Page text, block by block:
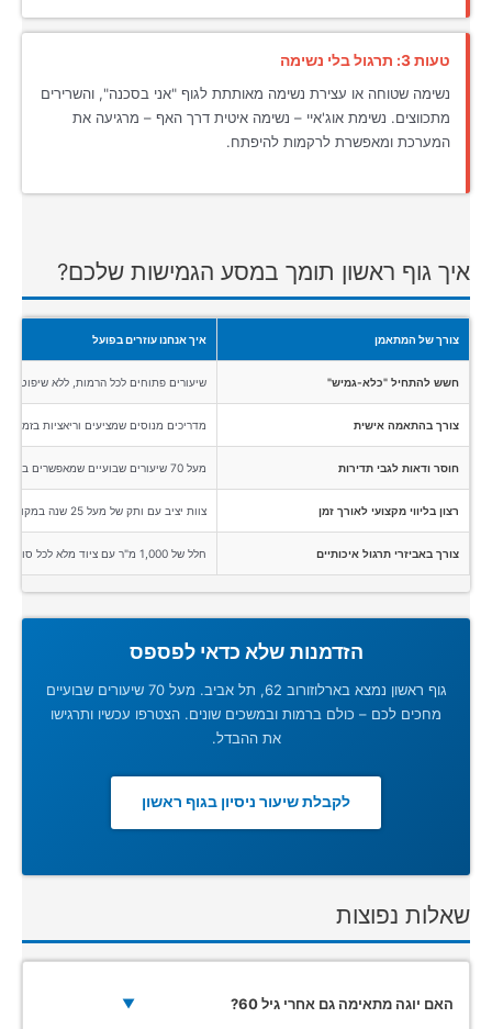
טעות 3: תרגול בלי נשימה
נשימה שטוחה או עצירת נשימה מאותתת לגוף "אני בסכנה", והשרירים
מתכווצים. נשימת אוג'איי – נשימה איטית דרך האף – מרגיעה את
המערכת ומאפשרת לרקמות להיפתח.
איך גוף ראשון תומך במסע הגמישות שלכם?
צורך של המתאמן איך אנחנו עוזרים בפועל
חשש להתחיל "כלא-גמיש" שיעורים פתוחים לכל הרמות, ללא
צורך בהתאמה אישית מדריכים מנוסים שמציעים וריאציות בזמן
חוסר ודאות לגבי תדירות מעל 70 שיעורים שבועיים שמאפשרים בנייה של שגרה גמישה
רצון בליווי מקצועי לאורך זמן צוות יציב עם ותק של מעל 25 שנה במקום אחד בארלוזורוב 62
צורך באביזרי תרגול איכותיים חלל של 1,000 מ"ר עם ציוד מלא לכל סוגי התרגול
הזדמנות שלא כדאי לפספס
גוף ראשון נמצא בארלוזורוב 62, תל אביב. מעל 70 שיעורים שבועיים
מחכים לכם – כולם ברמות ובמשכים שונים. הצטרפו עכשיו ותרגישו
את ההבדל.
לקבלת שיעור ניסיון בגוף ראשון
שאלות נפוצות
האם יוגה מתאימה גם אחרי גיל 60? ▼